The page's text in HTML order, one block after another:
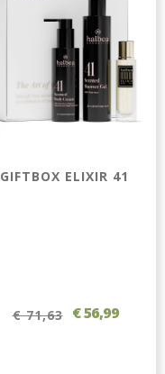
GIFTBOX ELIXIR 41
€ 71,63 € 56,99